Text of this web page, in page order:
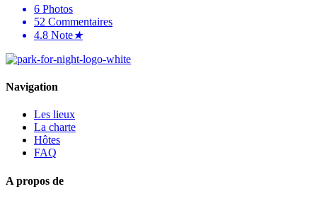
6 Photos
52 Commentaires
4.8 Note★
Navigation
Les lieux
La charte
Hôtes
FAQ
A propos de